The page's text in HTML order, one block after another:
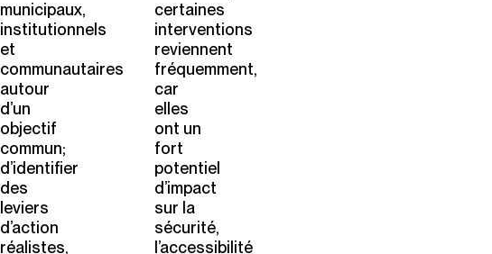
municipaux,
institutionnels
et
communautaires
autour
d’un
objectif
commun;
d’identifier
des
leviers
d’action
réalistes,
certaines
interventions
reviennent
fréquemment,
car
elles
ont un
fort
potentiel
d’impact
sur la
sécurité,
l’accessibilité